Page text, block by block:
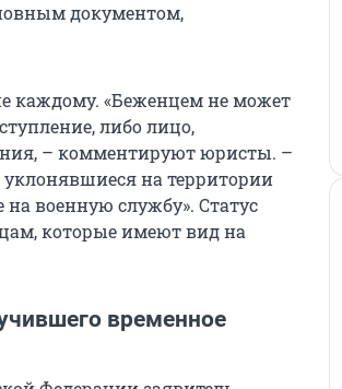
документом,
каждому. «Беженцем не может
либо лицо,
– комментируют юристы. –
на территории
военную службу». Статус
которые имеют вид на
временное